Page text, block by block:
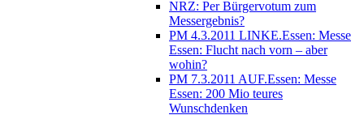
NRZ: Per Bürgervotum zum
Messergebnis?
PM 4.3.2011 LINKE.Essen: Messe
Essen: Flucht nach vorn – aber
wohin?
PM 7.3.2011 AUF.Essen: Messe
Essen: 200 Mio teures
Wunschdenken